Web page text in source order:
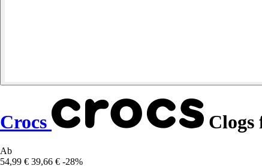
Crocs Clogs
Ab
54,99 € 39,66 € -28%